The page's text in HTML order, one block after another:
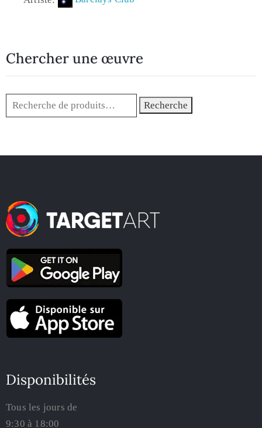
Chercher une œuvre
Recherche
Disponibilités
Tous les jours de
9:30 à 18:00